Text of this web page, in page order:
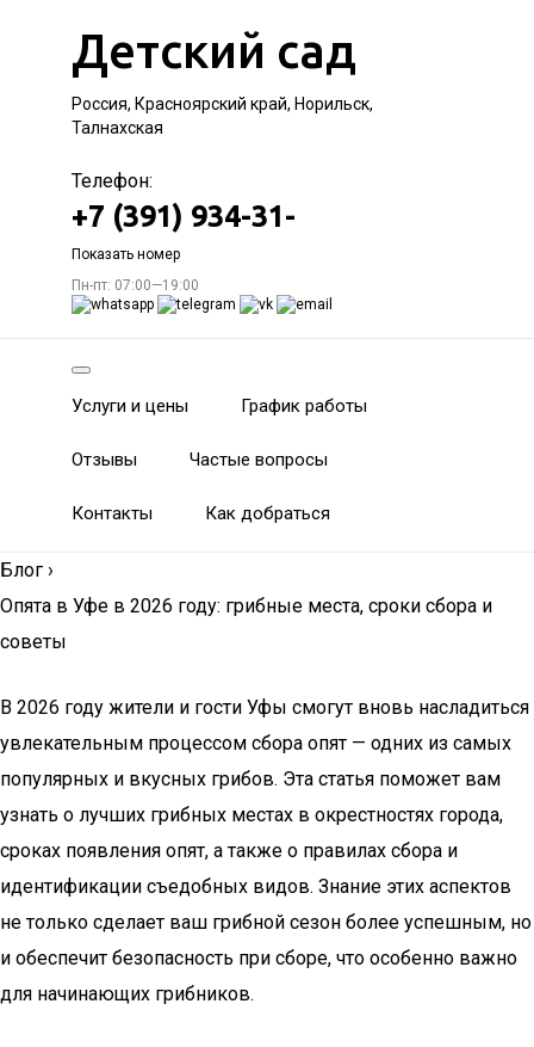
Детский сад
Россия, Красноярский край, Норильск,
Талнахская
Телефон:
+7 (391) 934-31-
Показать номер
Пн-пт: 07:00—19:00
Услуги и цены График работы
Отзывы Частые вопросы
Контакты Как добраться
Блог ›
Опята в Уфе в 2026 году: грибные места, сроки сбора и
советы
В 2026 году жители и гости Уфы смогут вновь насладиться
увлекательным процессом сбора опят — одних из самых
популярных и вкусных грибов. Эта статья поможет вам
узнать о лучших грибных местах в окрестностях города,
сроках появления опят, а также о правилах сбора и
идентификации съедобных видов. Знание этих аспектов
не только сделает ваш грибной сезон более успешным, но
и обеспечит безопасность при сборе, что особенно важно
для начинающих грибников.